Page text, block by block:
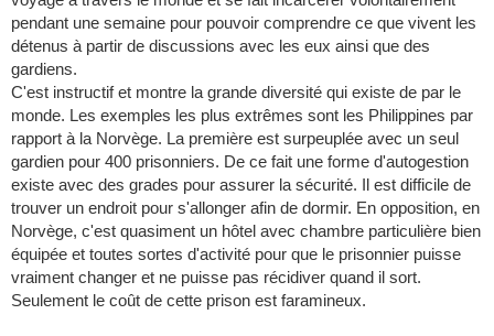
pendant une semaine pour pouvoir comprendre ce que vivent les
détenus à partir de discussions avec les eux ainsi que des
gardiens.
C'est instructif et montre la grande diversité qui existe de par le
monde. Les exemples les plus extrêmes sont les Philippines par
rapport à la Norvège. La première est surpeuplée avec un seul
gardien pour 400 prisonniers. De ce fait une forme d'autogestion
existe avec des grades pour assurer la sécurité. Il est difficile de
trouver un endroit pour s'allonger afin de dormir. En opposition, en
Norvège, c'est quasiment un hôtel avec chambre particulière bien
équipée et toutes sortes d'activité pour que le prisonnier puisse
vraiment changer et ne puisse pas récidiver quand il sort.
Seulement le coût de cette prison est faramineux.